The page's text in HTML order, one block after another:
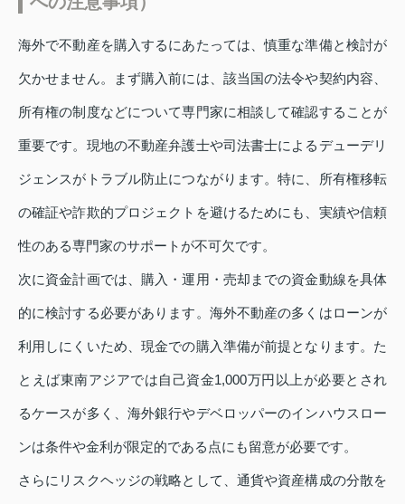
海外で不動産を購入するにあたっては、慎重な準備と検討が
欠かせません。まず購入前には、該当国の法令や契約内容、
所有権の制度などについて専門家に相談して確認することが
重要です。現地の不動産弁護士や司法書士によるデューデリ
ジェンスがトラブル防止につながります。特に、所有権移転
の確証や詐欺的プロジェクトを避けるためにも、実績や信頼
性のある専門家のサポートが不可欠です。
次に資金計画では、購入・運用・売却までの資金動線を具体
的に検討する必要があります。海外不動産の多くはローンが
利用しにくいため、現金での購入準備が前提となります。た
とえば東南アジアでは自己資金1,000万円以上が必要とされ
るケースが多く、海外銀行やデベロッパーのインハウスロー
ンは条件や金利が限定的である点にも留意が必要です。
さらにリスクヘッジの戦略として、通貨や資産構成の分散を